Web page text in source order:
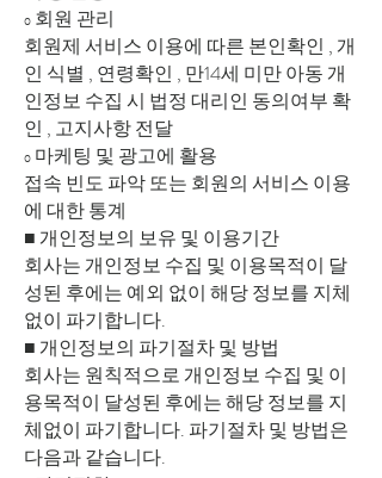
ο 회원 관리
회원제 서비스 이용에 따른 본인확인 , 개
인 식별 , 연령확인 , 만14세 미만 아동 개
인정보 수집 시 법정 대리인 동의여부 확
인 , 고지사항 전달
ο 마케팅 및 광고에 활용
접속 빈도 파악 또는 회원의 서비스 이용
에 대한 통계
■ 개인정보의 보유 및 이용기간
회사는 개인정보 수집 및 이용목적이 달
성된 후에는 예외 없이 해당 정보를 지체
없이 파기합니다.
■ 개인정보의 파기절차 및 방법
회사는 원칙적으로 개인정보 수집 및 이
용목적이 달성된 후에는 해당 정보를 지
체없이 파기합니다. 파기절차 및 방법은
다음과 같습니다.